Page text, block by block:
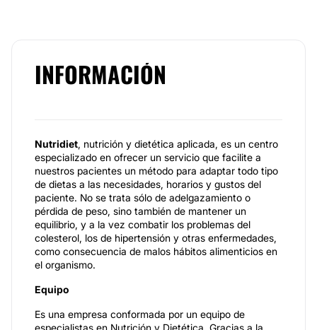
INFORMACIÓN
Nutridiet, nutrición y dietética aplicada, es un centro
especializado en ofrecer un servicio que facilite a
nuestros pacientes un método para adaptar todo tipo
de dietas a las necesidades, horarios y gustos del
paciente. No se trata sólo de adelgazamiento o
pérdida de peso, sino también de mantener un
equilibrio, y a la vez combatir los problemas del
colesterol, los de hipertensión y otras enfermedades,
como consecuencia de malos hábitos alimenticios en
el organismo.
Equipo
Es una empresa conformada por un equipo de
especialistas en Nutrición y Dietética. Gracias a la